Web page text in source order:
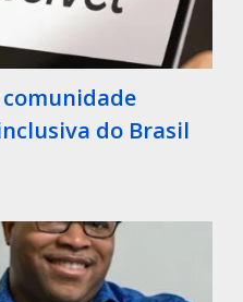
comunidade
do Brasil